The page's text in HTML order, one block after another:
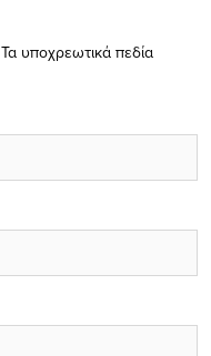
Τα υποχρεωτικά πεδία